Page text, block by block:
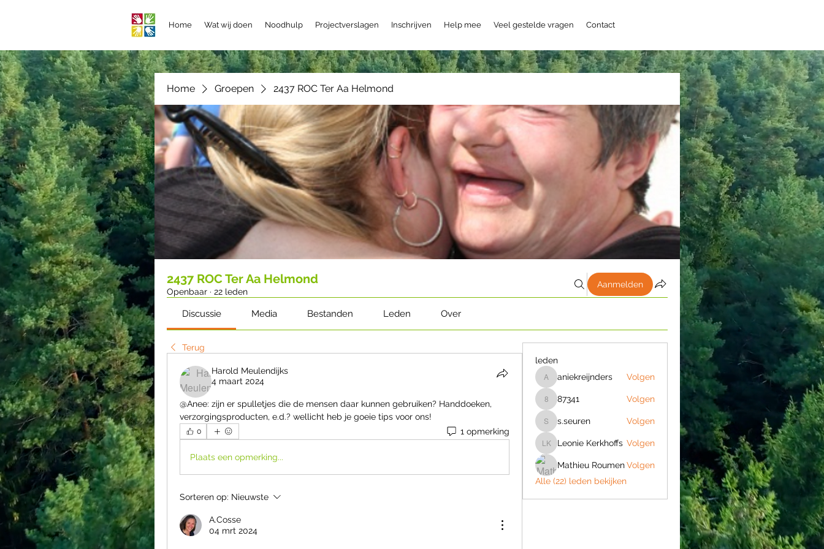
Home Wat wij doen Noodhulp Projectverslagen Inschrijven Help mee Veel gestelde vragen Contact
Home Groepen 2437 ROC Ter Aa Helmond
2437 ROC Ter Aa Helmond
Openbaar · 22 leden
Aanmelden
Discussie Media Bestanden Leden Over
Terug
Harold Meulendijks
4 maart 2024
@Anee: zijn er spulletjes die de mensen daar kunnen gebruiken? Handdoeken,
verzorgingsproducten, e.d.? wellicht heb je goeie tips voor ons!
0 1 opmerking
Plaats een opmerking...
Sorteren op: Nieuwste
A.Cosse
04 mrt 2024
leden
aniekreijnders
aniekreijnders Volgen
87341
87341 Volgen
s.seuren
s.seuren Volgen
Leonie Kerkhoffs
Leonie Kerkhoffs Volgen
Mathieu RoumenVolgen
Alle (22) leden bekijken